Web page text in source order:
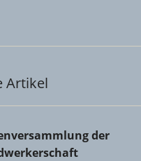
Artikel
derder